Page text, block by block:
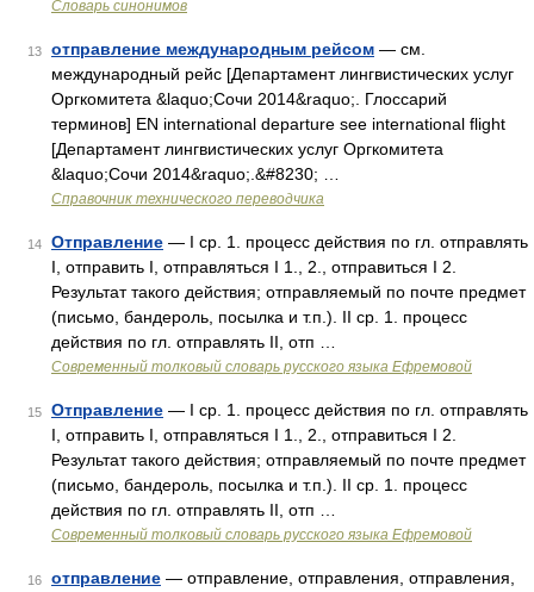
Словарь синонимов
13 отправление международным рейсом — см.
международный рейс [Департамент лингвистических услуг
Оргкомитета &laquo;Сочи 2014&raquo;. Глоссарий
терминов] EN international departure see international flight
[Департамент лингвистических услуг Оргкомитета
&laquo;Сочи 2014&raquo;.&#8230; …
Справочник технического переводчика
14 Отправление — I ср. 1. процесс действия по гл. отправлять
I, отправить I, отправляться I 1., 2., отправиться I 2.
Результат такого действия; отправляемый по почте предмет
(письмо, бандероль, посылка и т.п.). II ср. 1. процесс
действия по гл. отправлять II, отп …
Современный толковый словарь русского языка Ефремовой
15 Отправление — I ср. 1. процесс действия по гл. отправлять
I, отправить I, отправляться I 1., 2., отправиться I 2.
Результат такого действия; отправляемый по почте предмет
(письмо, бандероль, посылка и т.п.). II ср. 1. процесс
действия по гл. отправлять II, отп …
Современный толковый словарь русского языка Ефремовой
16 отправление — отправление, отправления, отправления,